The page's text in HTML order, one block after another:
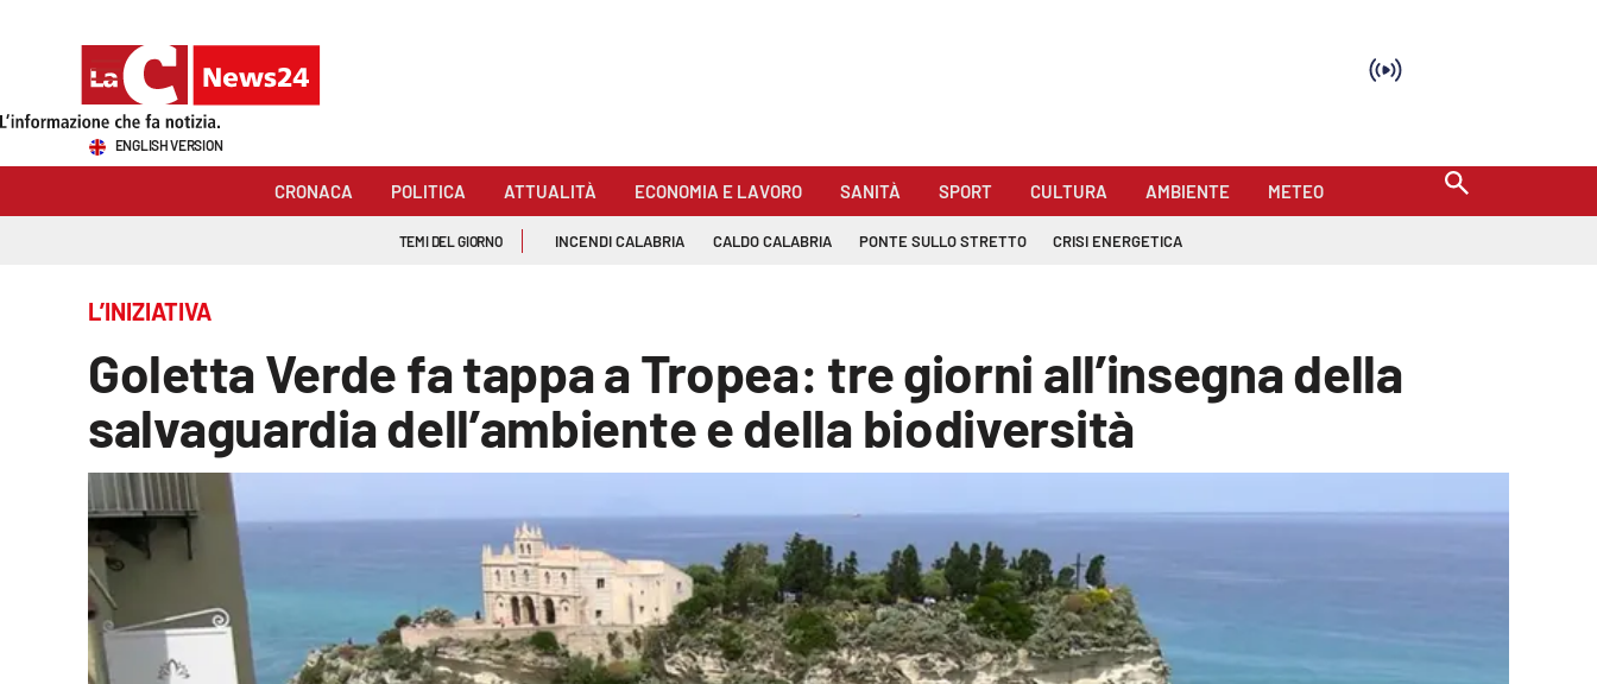
Sezioni
Economia e lavoro
Italia Mondo
ENGLISH VERSION
CRONACA POLITICA ATTUALITÀ ECONOMIA E LAVORO SANITÀ SPORT CULTURA AMBIENTE METEO
TEMI DEL GIORNO INCENDI CALABRIA CALDO CALABRIA PONTE SULLO STRETTO CRISI ENERGETICA
L’INIZIATIVA
Goletta Verde fa tappa a Tropea: tre giorni all’insegna della
salvaguardia dell’ambiente e della biodiversità